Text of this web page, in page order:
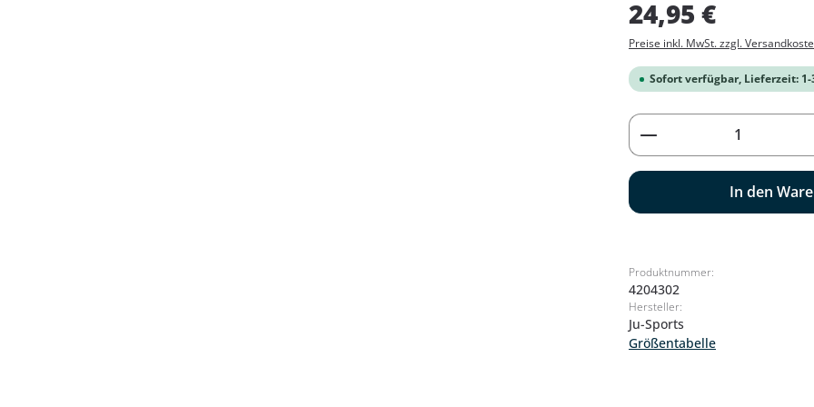
24,95 €
Preise inkl. MwSt. zzgl.
Sofort verfügbar, Lieferzeit: 1-
Produkt Anzahl:
In den
Produktnummer:
4204302
Hersteller:
Ju-Sports
Größentabelle